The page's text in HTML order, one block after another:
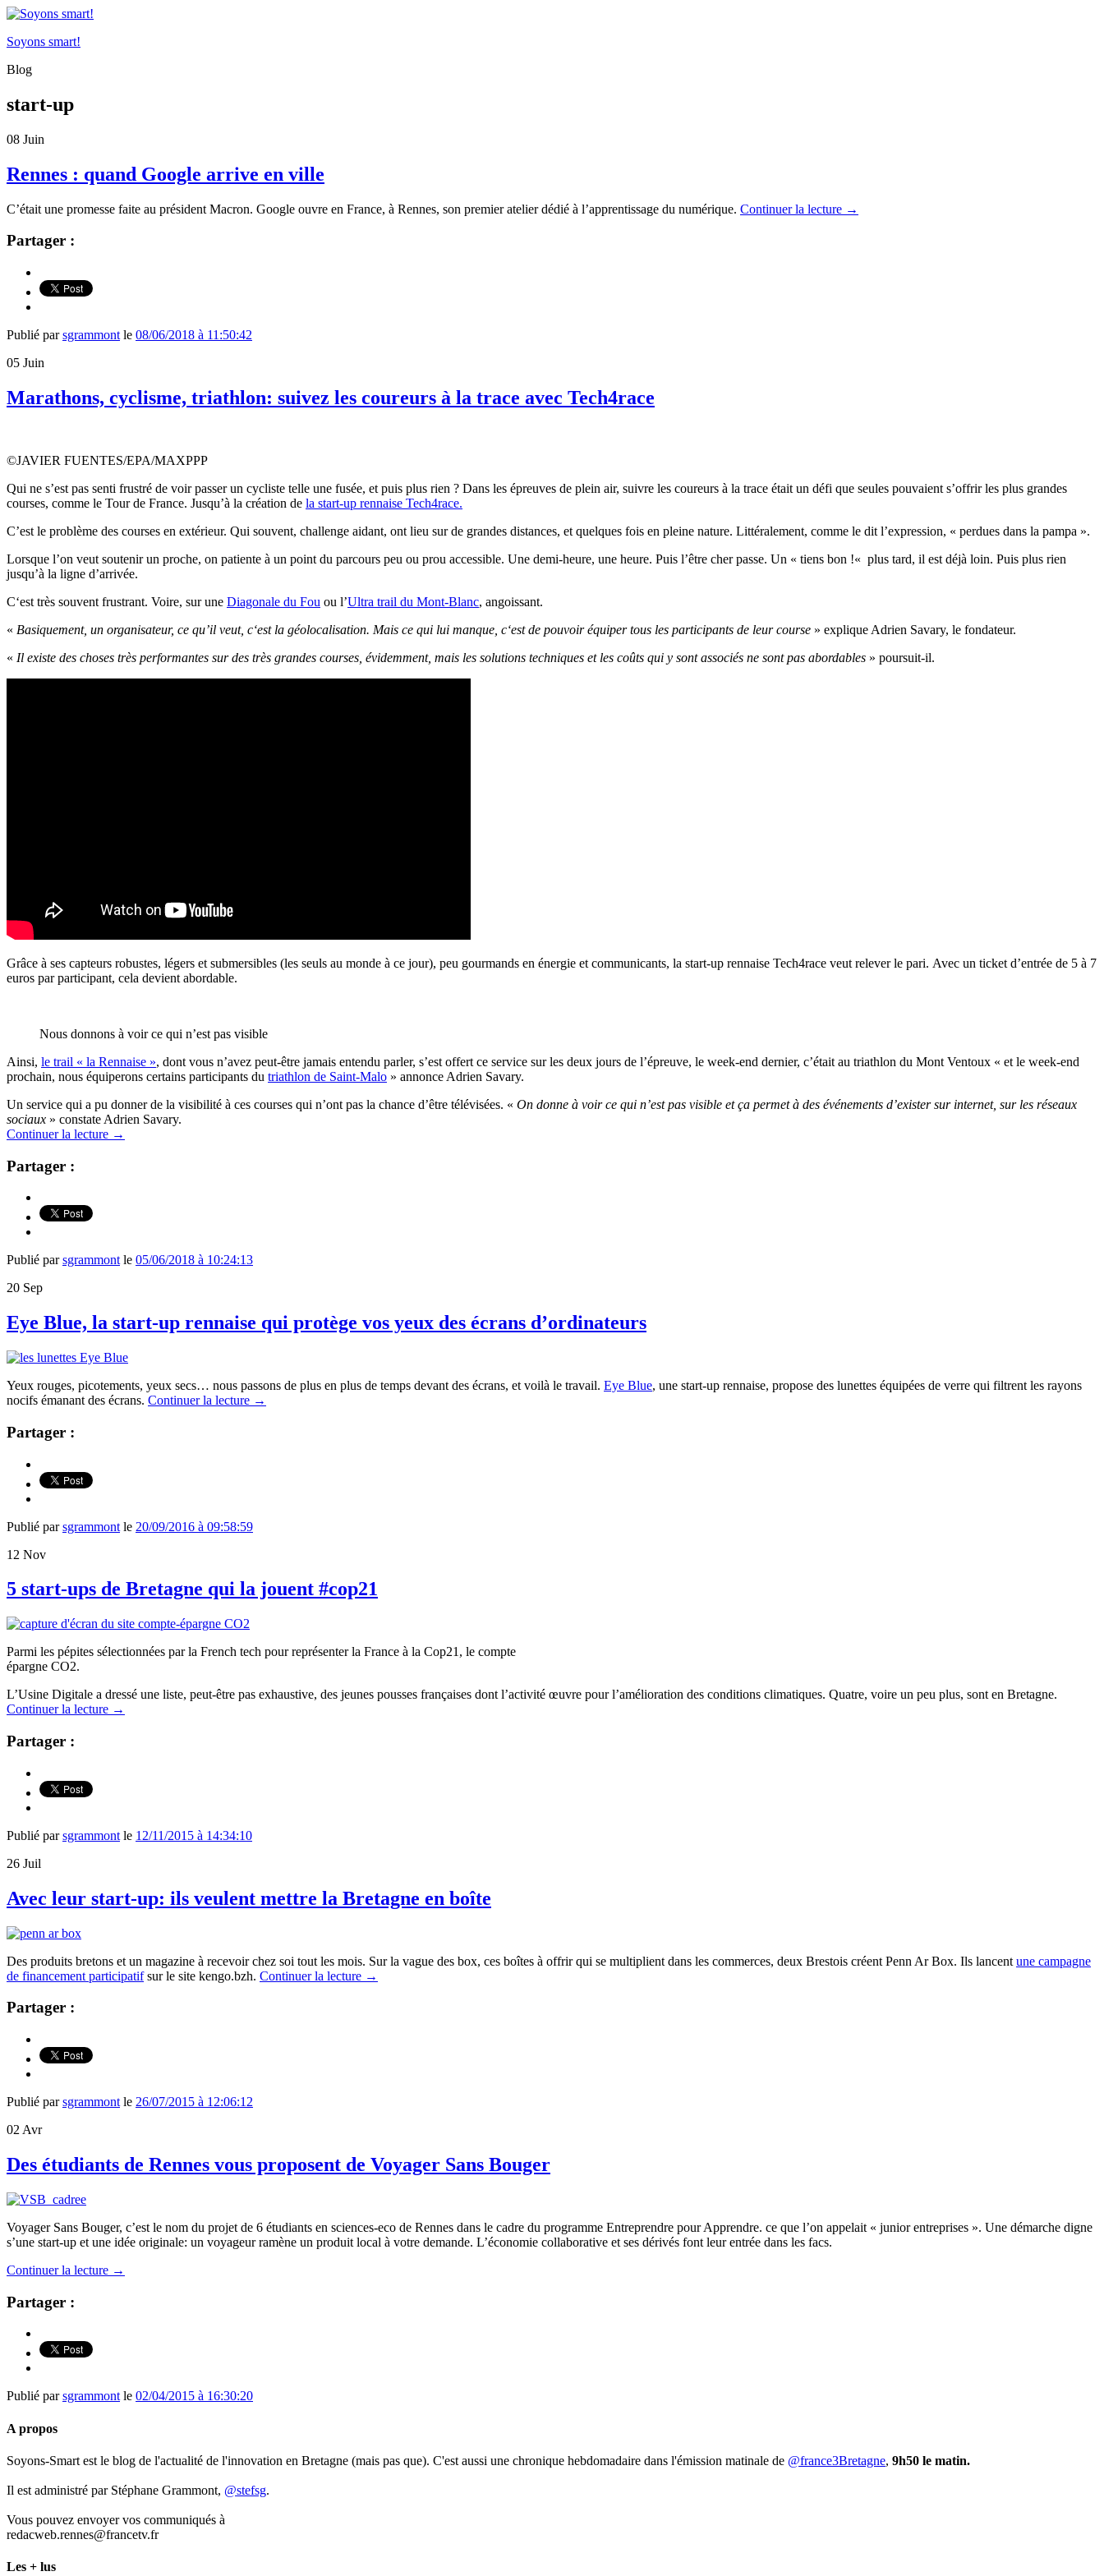
Soyons smart!
Blog
start-up
08 Juin
Rennes : quand Google arrive en ville
C’était une promesse faite au président Macron. Google ouvre en France, à Rennes, son premier atelier dédié à l’apprentissage du numérique. Continuer la lecture →
Partager :
Publié parsgrammont le 08/06/2018 à 11:50:42
05 Juin
Marathons, cyclisme, triathlon: suivez les coureurs à la trace avec Tech4race
©JAVIER FUENTES/EPA/MAXPPP
Qui ne s’est pas senti frustré de voir passer un cycliste telle une fusée, et puis plus rien ? Dans les épreuves de plein air, suivre les coureurs à la trace était un défi que seules pouvaient s’offrir les plus grandes
courses, comme le Tour de France. Jusqu’à la création de la start-up rennaise Tech4race.
C’est le problème des courses en extérieur. Qui souvent, challenge aidant, ont lieu sur de grandes distances, et quelques fois en pleine nature. Littéralement, comme le dit l’expression, « perdues dans la pampa ».
Lorsque l’on veut soutenir un proche, on patiente à un point du parcours peu ou prou accessible. Une demi-heure, une heure. Puis l’être cher passe. Un « tiens bon !« plus tard, il est déjà loin. Puis plus rien
jusqu’à la ligne d’arrivée.
C‘est très souvent frustrant. Voire, sur une Diagonale du Fou ou l’Ultra trail du Mont-Blanc, angoissant.
« Basiquement, un organisateur, ce qu’il veut, c‘est la géolocalisation. Mais ce qui lui manque, c‘est de pouvoir équiper tous les participants de leur course » explique Adrien Savary, le fondateur.
« Il existe des choses très performantes sur des très grandes courses, évidemment, mais les solutions techniques et les coûts qui y sont associés ne sont pas abordables » poursuit-il.
Grâce à ses capteurs robustes, légers et submersibles (les seuls au monde à ce jour), peu gourmands en énergie et communicants, la start-up rennaise Tech4race veut relever le pari. Avec un ticket d’entrée de 5 à 7
euros par participant, cela devient abordable.
Nous donnons à voir ce qui n’est pas visible
Ainsi, le trail « la Rennaise », dont vous n’avez peut-être jamais entendu parler, s’est offert ce service sur les deux jours de l’épreuve, le week-end dernier, c’était au triathlon du Mont Ventoux « et le week-end
prochain, nous équiperons certains participants du triathlon de Saint-Malo » annonce Adrien Savary.
Un service qui a pu donner de la visibilité à ces courses qui n’ont pas la chance d’être télévisées. « On donne à voir ce qui n’est pas visible et ça permet à des événements d’exister sur internet, sur les réseaux
sociaux » constate Adrien Savary.
Continuer la lecture →
Partager :
Publié parsgrammont le 05/06/2018 à 10:24:13
20 Sep
Eye Blue, la start-up rennaise qui protège vos yeux des écrans d’ordinateurs
Yeux rouges, picotements, yeux secs… nous passons de plus en plus de temps devant des écrans, et voilà le travail. Eye Blue, une start-up rennaise, propose des lunettes équipées de verre qui filtrent les rayons
nocifs émanant des écrans. Continuer la lecture →
Partager :
Publié parsgrammont le 20/09/2016 à 09:58:59
12 Nov
5 start-ups de Bretagne qui la jouent #cop21
Parmi les pépites sélectionnées par la French tech pour représenter la France à la Cop21, le compte
épargne CO2.
L’Usine Digitale a dressé une liste, peut-être pas exhaustive, des jeunes pousses françaises dont l’activité œuvre pour l’amélioration des conditions climatiques. Quatre, voire un peu plus, sont en Bretagne.
Continuer la lecture →
Partager :
Publié parsgrammont le 12/11/2015 à 14:34:10
26 Juil
Avec leur start-up: ils veulent mettre la Bretagne en boîte
Des produits bretons et un magazine à recevoir chez soi tout les mois. Sur la vague des box, ces boîtes à offrir qui se multiplient dans les commerces, deux Brestois créent Penn Ar Box. Ils lancent une campagne
de financement participatifsur le site kengo.bzh. Continuer la lecture →
Partager :
Publié parsgrammont le 26/07/2015 à 12:06:12
02 Avr
Des étudiants de Rennes vous proposent de Voyager Sans Bouger
Voyager Sans Bouger, c’est le nom du projet de 6 étudiants en sciences-eco de Rennes dans le cadre du programme Entreprendre pour Apprendre. ce que l’on appelait « junior entreprises ». Une démarche digne
s’une start-up et une idée originale: un voyageur ramène un produit local à votre demande. L’économie collaborative et ses dérivés font leur entrée dans les facs.
Continuer la lecture →
Partager :
Publié parsgrammont le 02/04/2015 à 16:30:20
A propos
Soyons-Smart est le blog de l'actualité de l'innovation en Bretagne (mais pas que). C'est aussi une chronique hebdomadaire dans l'émission matinale de @france3Bretagne, 9h50 le matin.
Il est administré par Stéphane Grammont, @stefsg.
Vous pouvez envoyer vos communiqués à
redacweb.rennes@francetv.fr
Les + lus